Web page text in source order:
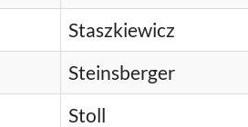
Staszkiewicz
Steinsberger
Stoll